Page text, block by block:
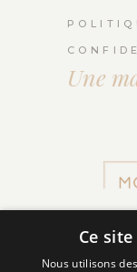
Une
Ce
Nous utilisons